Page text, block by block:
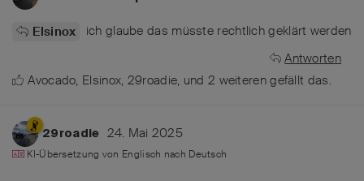
Elsinox
ich glaube das müsste rechtlich geklärt werden
Antworten
Avocado, Elsinox, 29roadie, und 2 weiterengefällt das.
29roadie 24. Mai 2025
KI-Übersetzung von Englisch nach Deutsch